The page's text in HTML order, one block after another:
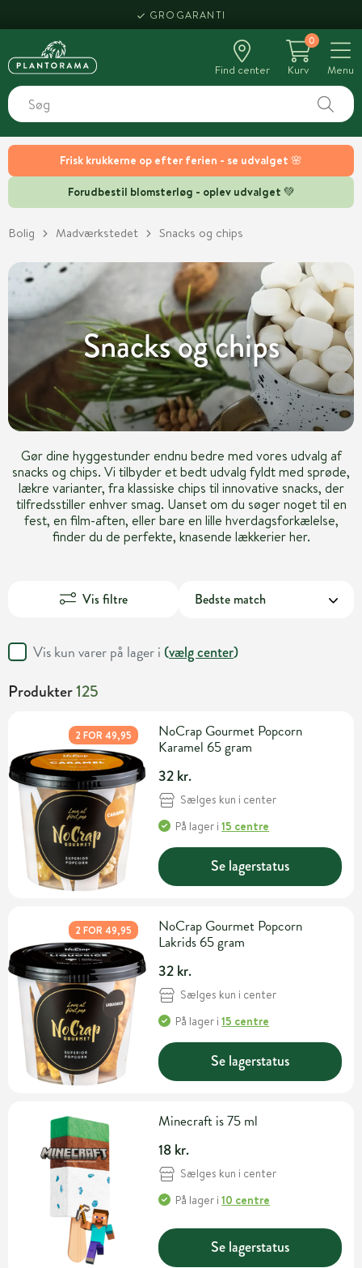
Frisk krukkerne op efter ferien - se udvalget 🌸
Forudbestil blomsterløg - oplev udvalget 💚
HENT SAMME DAG
Find center
0
Kurv
Menu
Bolig Madværkstedet Snacks og chips
Snacks og chips
Gør dine hyggestunder endnu bedre med vores udvalg af
snacks og chips. Vi tilbyder et bedt udvalg fyldt med sprøde,
lækre varianter, fra klassiske chips til innovative snacks, der
tilfredsstiller enhver smag. Uanset om du søger noget til en
fest, en film-aften, eller bare en lille hverdagsforkælelse,
finder du de perfekte, knasende lækkerier her.
Vis filtre
Vis kun varer på lager i (vælg center)
Produkter125
2 FOR 49,95
NoCrap Gourmet Popcorn
Karamel 65 gram
32 kr.
Sælges kun i center
På lager i15 centre
Se lagerstatus
2 FOR 49,95
NoCrap Gourmet Popcorn
Lakrids 65 gram
32 kr.
Sælges kun i center
På lager i15 centre
Se lagerstatus
Minecraft is 75 ml
18 kr.
Sælges kun i center
På lager i10 centre
Se lagerstatus